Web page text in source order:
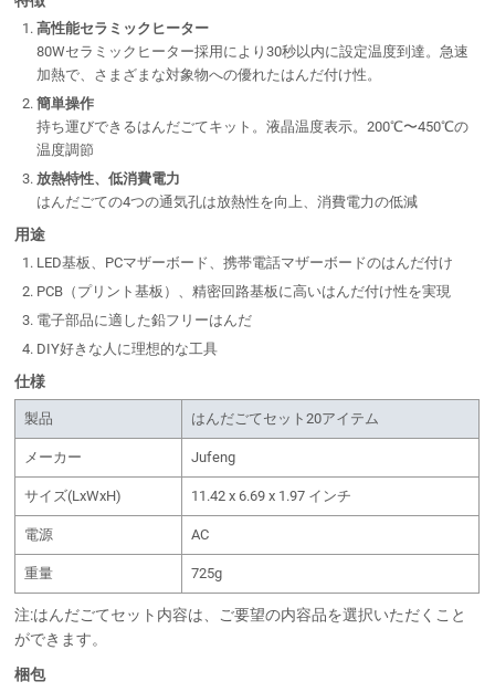
高性能セラミックヒーター
80Wセラミックヒーター採用により30秒以内に設定温度到達。急速
加熱で、さまざまな対象物への優れたはんだ付け性。
簡単操作
持ち運びできるはんだごてキット。液晶温度表示。200℃〜450℃の
温度調節
放熱特性、低消費電力
はんだごての4つの通気孔は放熱性を向上、消費電力の低減
用途
LED基板、PCマザーボード、携帯電話マザーボードのはんだ付け
PCB（プリント基板）、精密回路基板に高いはんだ付け性を実現
電子部品に適した鉛フリーはんだ
DIY好きな人に理想的な工具
仕様
製品 はんだごてセット20アイテム
メーカー Jufeng
サイズ(LxWxH) 11.42 x 6.69 x 1.97 インチ
電源 AC
重量 725g
注:はんだごてセット内容は、ご要望の内容品を選択いただくこと
ができます。
梱包